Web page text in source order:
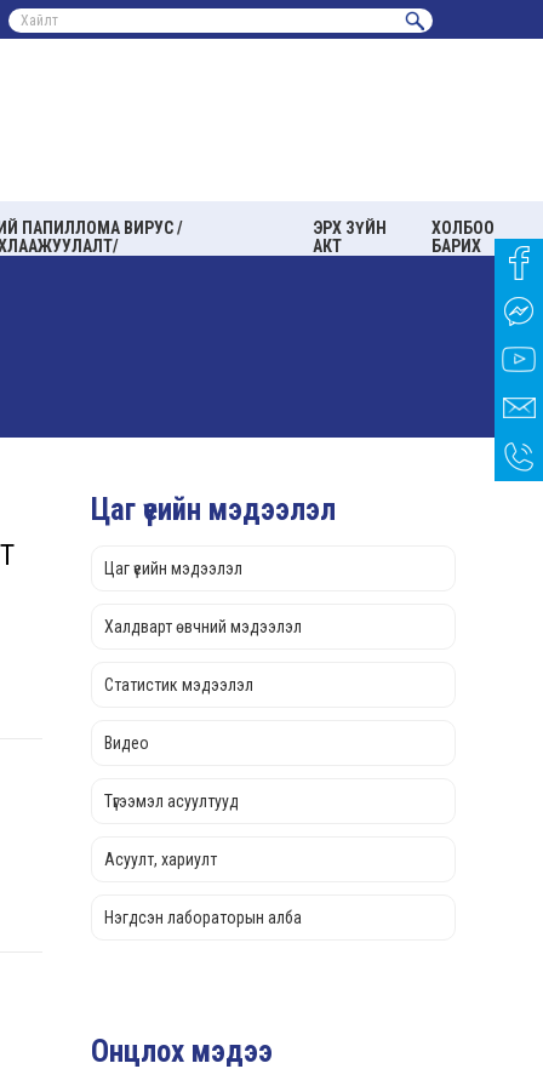
ПАПИЛЛОМА ВИРУС /
ЭРХ ЗҮЙН
АКТ
ХОЛБОО
БАРИХ
Цаг үеийн мэдээлэл
Цаг үеийн мэдээлэл
Халдварт өвчний мэдээлэл
Статистик мэдээлэл
Видео
Түгээмэл асуултууд
Асуулт, хариулт
Нэгдсэн лабораторын алба
Онцлох мэдээ